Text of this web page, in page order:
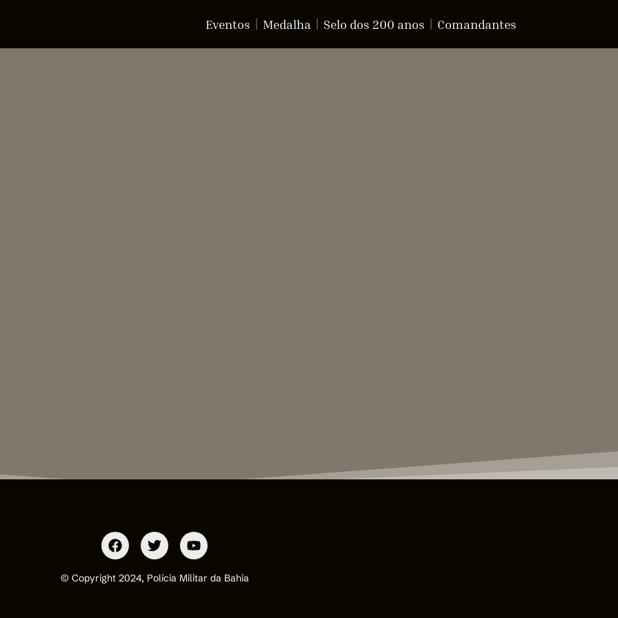
Eventos Medalha Selo dos 200 anos Comandantes
© Copyright 2024, Polícia Militar da Bahia